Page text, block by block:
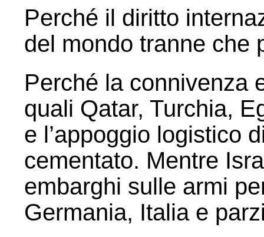
Perché il diritto
del mondo tranne che
Perché la connivenza
quali Qatar, Turchia,
e l’appoggio logistico
cementato. Mentre
embarghi sulle armi
Germania, Italia e